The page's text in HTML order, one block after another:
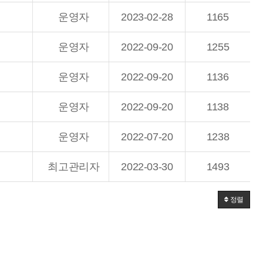
운영자 2023-02-28 1165
운영자 2022-09-20 1255
운영자 2022-09-20 1136
운영자 2022-09-20 1138
운영자 2022-07-20 1238
최고관리자 2022-03-30 1493
정렬